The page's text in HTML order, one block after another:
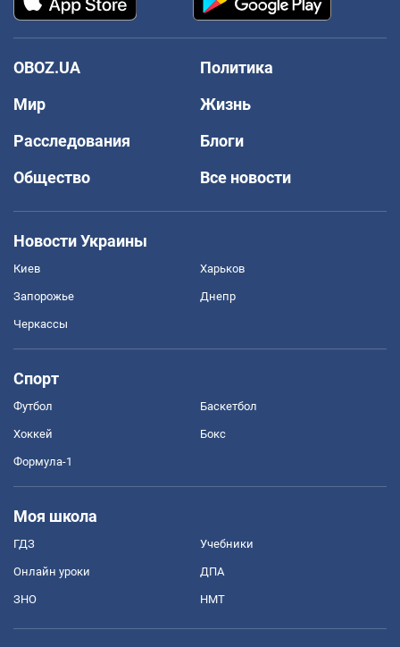
OBOZ.UA
Политика
Мир
Жизнь
Расследования
Блоги
Общество
Все новости
Новости Украины
Киев Харьков
Запорожье Днепр
Черкассы
Спорт
Футбол Баскетбол
Хоккей Бокс
Формула-1
Моя школа
ГДЗ Учебники
Онлайн уроки ДПА
ЗНО НМТ